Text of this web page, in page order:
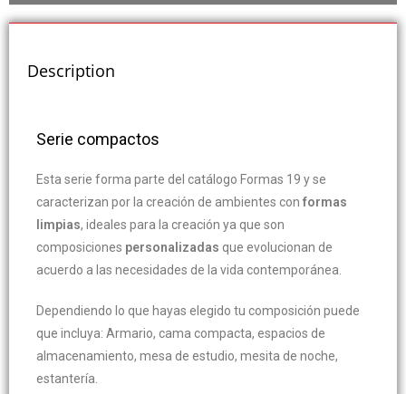
Description
Serie compactos
Esta serie forma parte del catálogo Formas 19 y se
caracterizan por la creación de ambientes con formas
limpias, ideales para la creación ya que son
composiciones personalizadas que evolucionan de
acuerdo a las necesidades de la vida contemporánea.
Dependiendo lo que hayas elegido tu composición puede
que incluya: Armario, cama compacta, espacios de
almacenamiento, mesa de estudio, mesita de noche,
estantería.